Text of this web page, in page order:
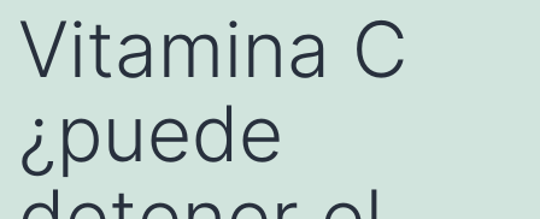
Vitamina C
¿puede